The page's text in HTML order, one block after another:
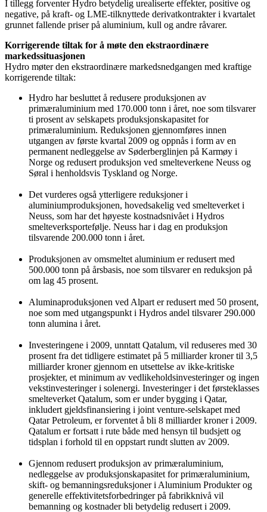
I tillegg forventer Hydro betydelig urealiserte effekter, positive og
negative, på kraft- og LME-tilknyttede derivatkontrakter i kvartalet
grunnet fallende priser på aluminium, kull og andre råvarer.
Korrigerende tiltak for å møte den ekstraordinære
markedssituasjonen
Hydro møter den ekstraordinære markedsnedgangen med kraftige
korrigerende tiltak:
Hydro har besluttet å redusere produksjonen av
primæraluminium med 170.000 tonn i året, noe som tilsvarer
ti prosent av selskapets produksjonskapasitet for
primæraluminium. Reduksjonen gjennomføres innen
utgangen av første kvartal 2009 og oppnås i form av en
permanent nedleggelse av Søderberglinjen på Karmøy i
Norge og redusert produksjon ved smelteverkene Neuss og
Søral i henholdsvis Tyskland og Norge.
Det vurderes også ytterligere reduksjoner i
aluminiumproduksjonen, hovedsakelig ved smelteverket i
Neuss, som har det høyeste kostnadsnivået i Hydros
smelteverksportefølje. Neuss har i dag en produksjon
tilsvarende 200.000 tonn i året.
Produksjonen av omsmeltet aluminium er redusert med
500.000 tonn på årsbasis, noe som tilsvarer en reduksjon på
om lag 45 prosent.
Aluminaproduksjonen ved Alpart er redusert med 50 prosent,
noe som med utgangspunkt i Hydros andel tilsvarer 290.000
tonn alumina i året.
Investeringene i 2009, unntatt Qatalum, vil reduseres med 30
prosent fra det tidligere estimatet på 5 milliarder kroner til 3,5
milliarder kroner gjennom en utsettelse av ikke-kritiske
prosjekter, et minimum av vedlikeholdsinvesteringer og ingen
vekstinvesteringer i solenergi. Investeringer i det førsteklasses
smelteverket Qatalum, som er under bygging i Qatar,
inkludert gjeldsfinansiering i joint venture-selskapet med
Qatar Petroleum, er forventet å bli 8 milliarder kroner i 2009.
Qatalum er fortsatt i rute både med hensyn til budsjett og
tidsplan i forhold til en oppstart rundt slutten av 2009.
Gjennom redusert produksjon av primæraluminium,
nedleggelse av produksjonskapasitet for primæraluminium,
skift- og bemanningsreduksjoner i Aluminium Produkter og
generelle effektivitetsforbedringer på fabrikknivå vil
bemanning og kostnader bli betydelig redusert i 2009.